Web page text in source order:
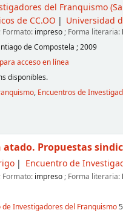
del Franquismo
de CC.OO
Universidad
Formato: impreso; Forma literaria:
de Compostela ;2009
acceso en línea
disponibles.
, Encuentros de
atado. Propuestas
Encuentro de
Formato: impreso; Forma literaria:
Investigadores del Franquismo